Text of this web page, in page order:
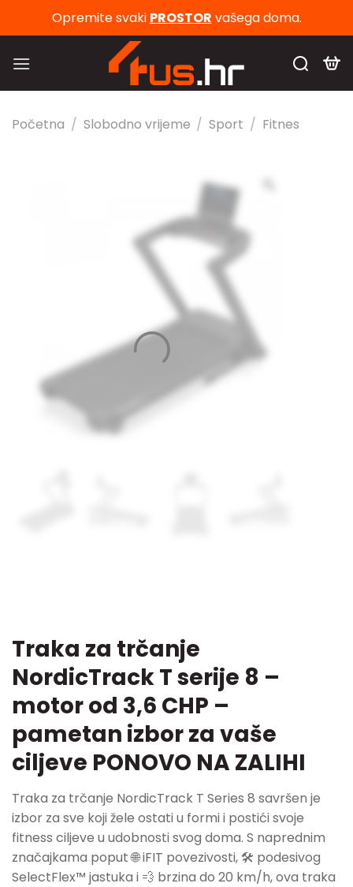
Opremite svaki PROSTOR vašega doma.
Početna / Slobodno vrijeme / Sport / Fitnes
Traka za trčanje
NordicTrack T serije 8 –
motor od 3,6 CHP –
pametan izbor za vaše
ciljeve PONOVO NA ZALIHI
Traka za trčanje NordicTrack T Series 8 savršen je
izbor za sve koji žele ostati u formi i postići svoje
fitness ciljeve u udobnosti svog doma. S naprednim
značajkama poput 🌐 iFIT povezivosti, 🛠️ podesivog
SelectFlex™ jastuka i 💨 brzina do 20 km/h, ova traka